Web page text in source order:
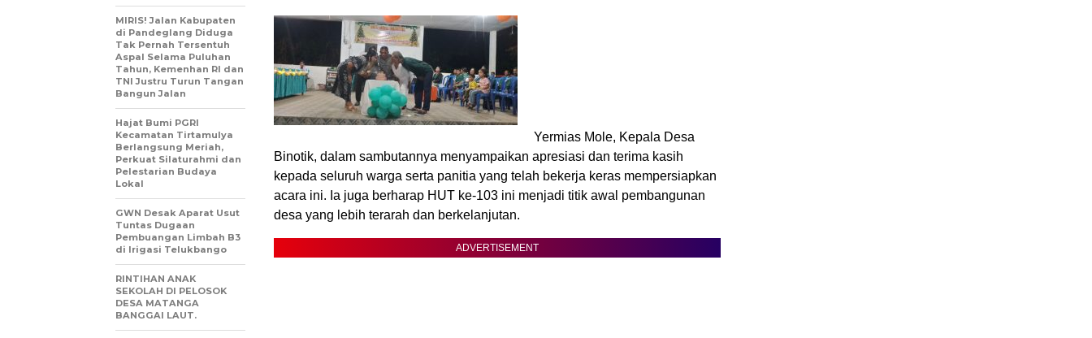
Yermias Mole, Kepala Desa
Binotik, dalam sambutannya menyampaikan apresiasi dan terima kasih
kepada seluruh warga serta panitia yang telah bekerja keras mempersiapkan
acara ini. Ia juga berharap HUT ke-103 ini menjadi titik awal pembangunan
desa yang lebih terarah dan berkelanjutan.
ADVERTISEMENT
MIRIS! Jalan Kabupaten
di Pandeglang Diduga
Tak Pernah Tersentuh
Aspal Selama Puluhan
Tahun, Kemenhan RI dan
TNI Justru Turun Tangan
Bangun Jalan
Hajat Bumi PGRI
Kecamatan Tirtamulya
Berlangsung Meriah,
Perkuat Silaturahmi dan
Pelestarian Budaya
Lokal
GWN Desak Aparat Usut
Tuntas Dugaan
Pembuangan Limbah B3
di Irigasi Telukbango
RINTIHAN ANAK
SEKOLAH DI PELOSOK
DESA MATANGA
BANGGAI LAUT.